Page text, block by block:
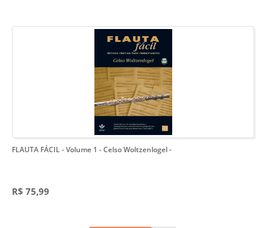
FLAUTA FÁCIL - Volume 1 - Celso Woltzenlogel-
R$ 75,99